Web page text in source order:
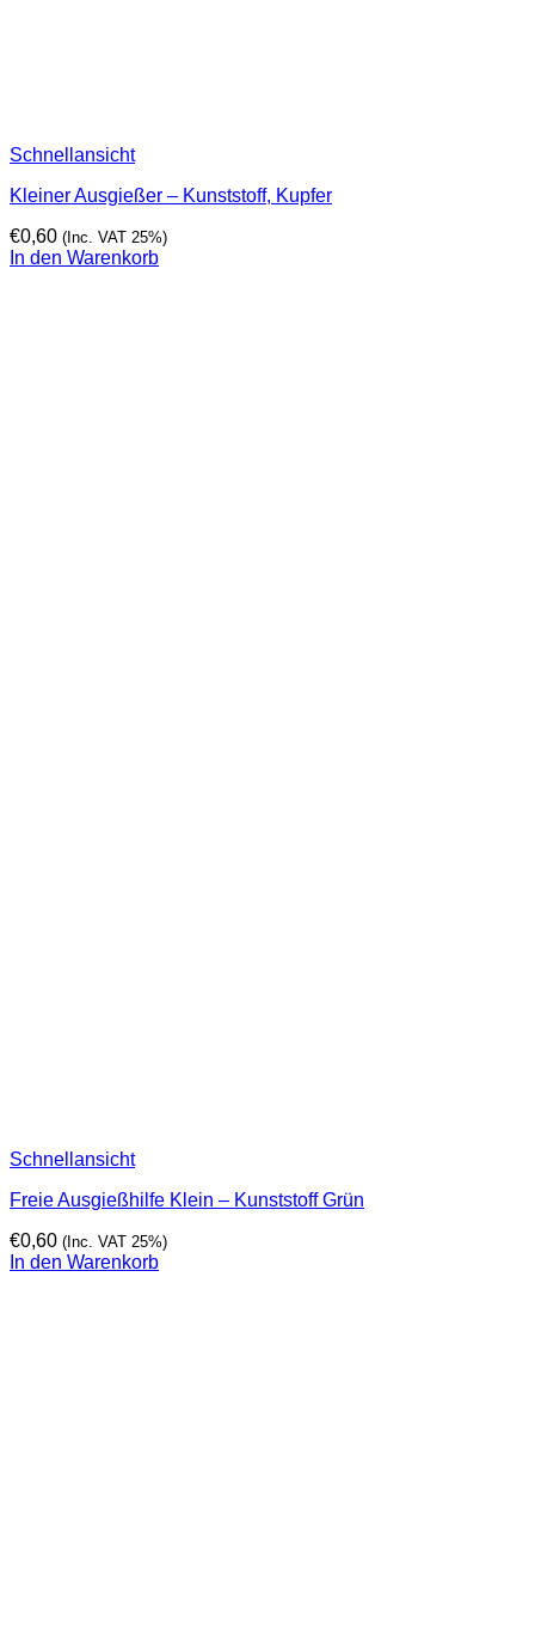
Schnellansicht
Kleiner Ausgießer – Kunststoff, Kupfer
€0,60 (Inc. VAT 25%)
In den Warenkorb
Schnellansicht
Freie Ausgießhilfe Klein – Kunststoff Grün
€0,60 (Inc. VAT 25%)
In den Warenkorb